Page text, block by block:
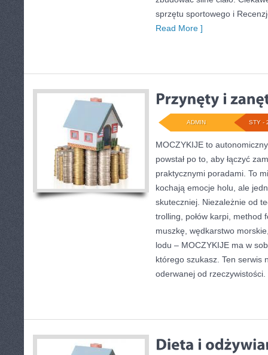
sprzętu sportowego i
Read More ]
STY -
ADMIN
MOCZYKIJE to
powstał po to, aby łączyć
praktycznymi poradami. To
kochają emocje holu, ale
skuteczniej. Niezależnie od
trolling, połów karpi, method
muszkę, wędkarstwo
lodu – MOCZYKIJE ma w
którego szukasz. Ten serwis
oderwanej od rzeczywistości.